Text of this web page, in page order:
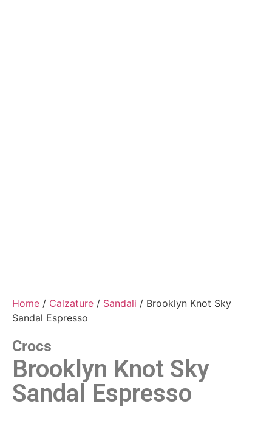
Home / Calzature / Sandali / Brooklyn Knot Sky
Sandal Espresso
Crocs
Brooklyn Knot Sky
Sandal Espresso